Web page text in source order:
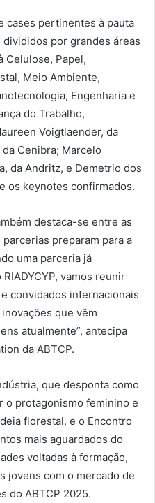
cases pertinentes à pauta
por grandes áreas
Celulose, Papel,
Meio Ambiente,
Engenharia e
do Trabalho,
Voigtlaender, da
Cenibra; Marcelo
da Andritz, e Demetrio dos
os keynotes confirmados.
destaca-se entre as
preparam para a
uma parceria já
vamos reunir
convidados internacionais
que vêm
atualmente”, antecipa
da ABTCP.
que desponta como
o protagonismo feminino e
florestal, e o Encontro
mais aguardados do
voltadas à formação,
jovens com o mercado de
do ABTCP 2025.